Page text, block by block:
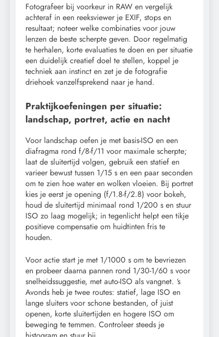
Fotografeer bij voorkeur in RAW en vergelijk
achteraf in een reeksviewer je EXIF, stops en
resultaat; noteer welke combinaties voor jouw
lenzen de beste scherpte geven. Door regelmatig
te herhalen, korte evaluaties te doen en per situatie
een duidelijk creatief doel te stellen, koppel je
techniek aan instinct en zet je de fotografie
driehoek vanzelfsprekend naar je hand.
Praktijkoefeningen per situatie:
landschap, portret, actie en nacht
Voor landschap oefen je met basis-ISO en een
diafragma rond f/8-f/11 voor maximale scherpte;
laat de sluitertijd volgen, gebruik een statief en
varieer bewust tussen 1/15 s en een paar seconden
om te zien hoe water en wolken vloeien. Bij portret
kies je eerst je opening (f/1.8-f/2.8) voor bokeh,
houd de sluitertijd minimaal rond 1/200 s en stuur
ISO zo laag mogelijk; in tegenlicht helpt een tikje
positieve compensatie om huidtinten fris te
houden.
Voor actie start je met 1/1000 s om te bevriezen
en probeer daarna pannen rond 1/30-1/60 s voor
snelheidssuggestie, met auto-ISO als vangnet. ‘s
Avonds heb je twee routes: statief, lage ISO en
lange sluiters voor schone bestanden, of juist
openen, korte sluitertijden en hogere ISO om
beweging te temmen. Controleer steeds je